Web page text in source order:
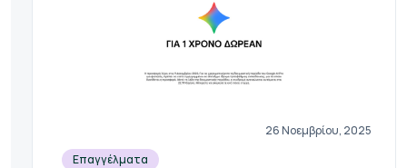
26 Νοεμβρίου, 2025
Επαγγέλματα